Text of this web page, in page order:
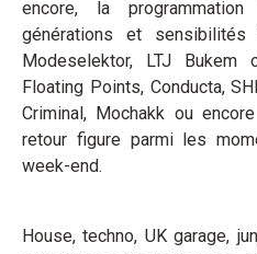
encore, la
générations et sensibilités
Modeselektor, LTJ
Floating Points, Conducta,
Criminal, Mochakk ou
retour figure parmi les
week-end.
House, techno, UK garage,